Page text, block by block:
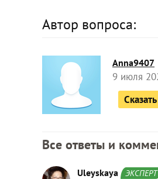
Автор вопроса:
Anna9407
9 июля
Все ответы и
Uleyskaya ЭКСПЕРТ